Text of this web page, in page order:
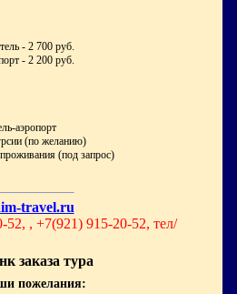
- 2 700 руб.
- 2 200 руб.
аэропорт
(по желанию)
(под запрос)
travel.ru
52, , +7(921) 915-20-52, тел/
заказа тура
пожелания: